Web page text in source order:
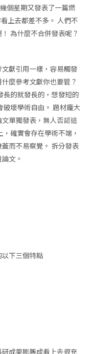
個星期又發表了一篇燃
上去都差不多。 人們不
為什麼不合併發表呢？
獻引用一樣，容易觸發
麼參考文獻你也要管？
長的就發長的，想發短的
壞學術自由。 題材龐大
單獨發表，無人否認這
確實會存在學術不端，
而不易察覺。 拆分發表
文。
下三個特點
成果膨脹成看上去很充